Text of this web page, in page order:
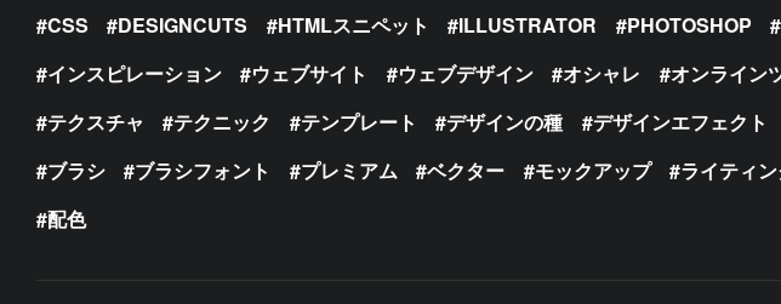
CSS DESIGNCUTS HTMLスニペット ILLUSTRATOR PHOTOSHOP
インスピレーション
ウェブサイト ウェブデザイン オシャレ オンライン
テクスチャ
テクニック テンプレート デザインの種 デザインエフェクト
ブラシ
ブラシフォント プレミアム ベクター モックアップ ライティ
配色